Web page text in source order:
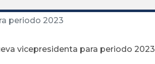
periodo 2023
vicepresidenta para periodo 2023